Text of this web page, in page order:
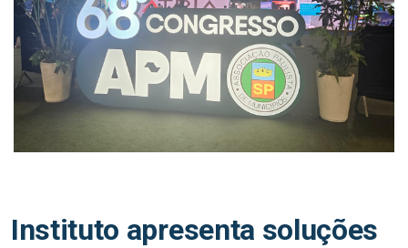
Instituto apresenta soluções